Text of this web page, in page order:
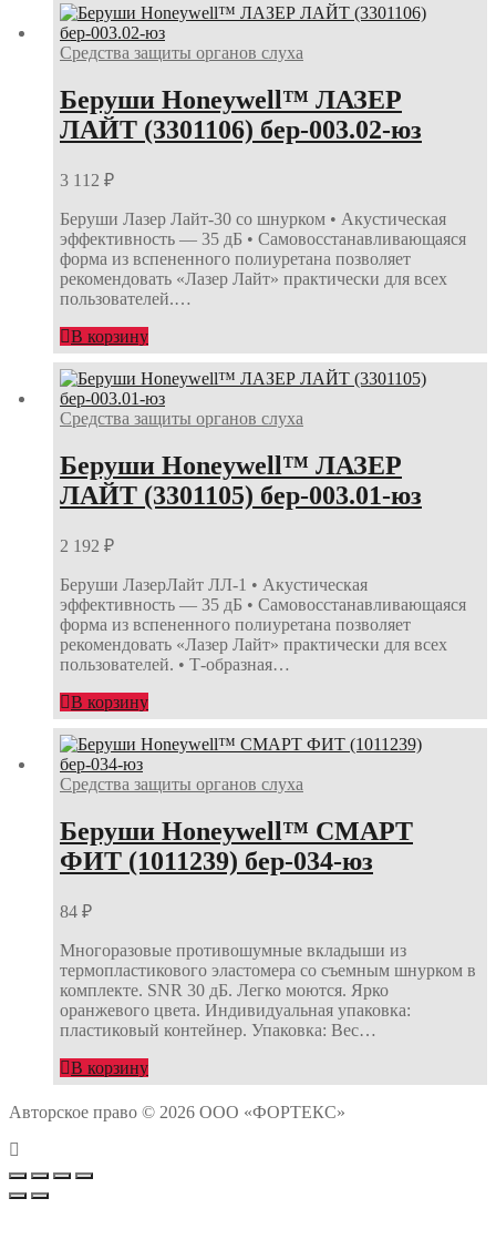
Средства защиты органов слуха
Беруши Honeywell™ ЛАЗЕР
ЛАЙТ (3301106) бер-003.02-юз
3 112 ₽
Беруши Лазер Лайт-30 со шнурком • Акустическая
эффективность — 35 дБ • Самовосстанавливающаяся
форма из вспененного полиуретана позволяет
рекомендовать «Лазер Лайт» практически для всех
пользователей.…
В корзину
Средства защиты органов слуха
Беруши Honeywell™ ЛАЗЕР
ЛАЙТ (3301105) бер-003.01-юз
2 192 ₽
Беруши ЛазерЛайт ЛЛ-1 • Акустическая
эффективность — 35 дБ • Самовосстанавливающаяся
форма из вспененного полиуретана позволяет
рекомендовать «Лазер Лайт» практически для всех
пользователей. • Т-образная…
В корзину
Средства защиты органов слуха
Беруши Honeywell™ СМАРТ
ФИТ (1011239) бер-034-юз
84 ₽
Многоразовые противошумные вкладыши из
термопластикового эластомера со съемным шнурком в
комплекте. SNR 30 дБ. Легко моются. Ярко
оранжевого цвета. Индивидуальная упаковка:
пластиковый контейнер. Упаковка: Вес…
В корзину
Авторское право © 2026 ООО «ФОРТЕКС»